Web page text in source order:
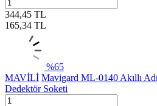
344,45 TL
165,34 TL
%65
MAVİLİ Mavigard ML-0140 Akıllı
Dedektör Soketi